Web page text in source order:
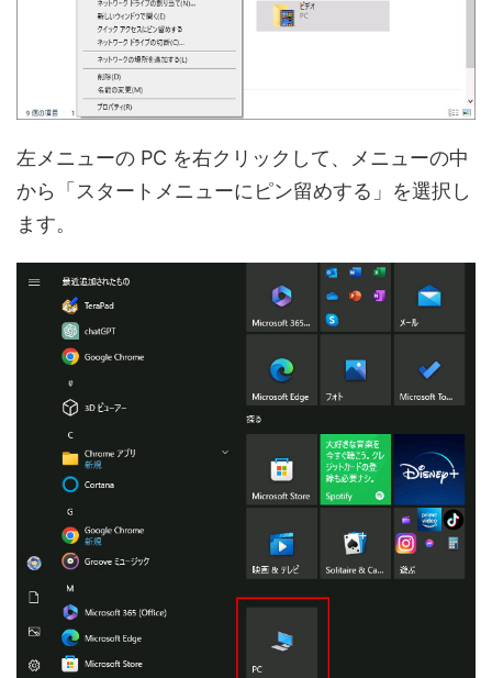
左メニューの PC を右クリックして、メニューの中
から「スタートメニューにピン留めする」を選択し
ます。